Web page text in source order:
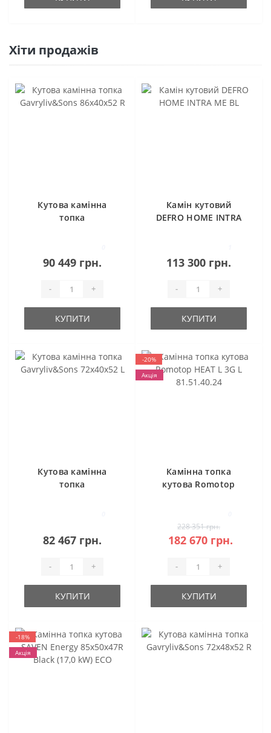
Хіти продажів
Кутова камінна
топка
90 449 грн.
- +
КУПИТИ
Камін кутовий
DEFRO HOME INTRA
113 300 грн.
- +
КУПИТИ
Кутова камінна
топка
82 467 грн.
- +
КУПИТИ
-20%
Акція
Камінна топка
кутова Romotop
228 351 грн.
182 670 грн.
- +
КУПИТИ
-18%
Акція